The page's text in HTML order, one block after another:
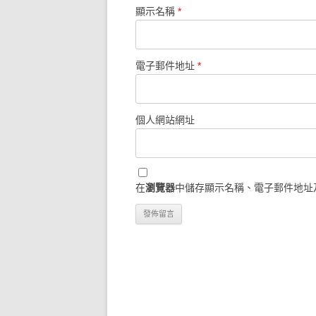
顯示名稱 *
電子郵件地址 *
個人網站網址
在瀏覽器中儲存顯示名稱、電子郵件地